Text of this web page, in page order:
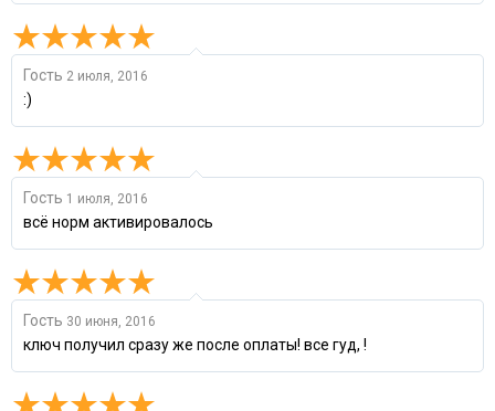
Гость 2 июля, 2016
:)
Гость 1 июля, 2016
всё норм активировалось
Гость 30 июня, 2016
ключ получил сразу же после оплаты! все гуд, !